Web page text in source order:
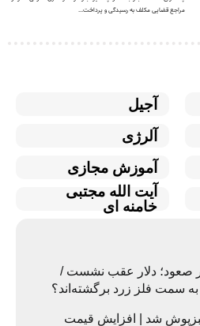
مراجع قضایی مکلف به رسیدگی و پرداخت...
آجیل
آلرژی
آموزش مجازی
آیت الله مجتبی
خامنه ای
صعود؛ دلار عقب نشست /
به سمت فلز زرد برگشته‌اند؟
شد | افزایش قیمت